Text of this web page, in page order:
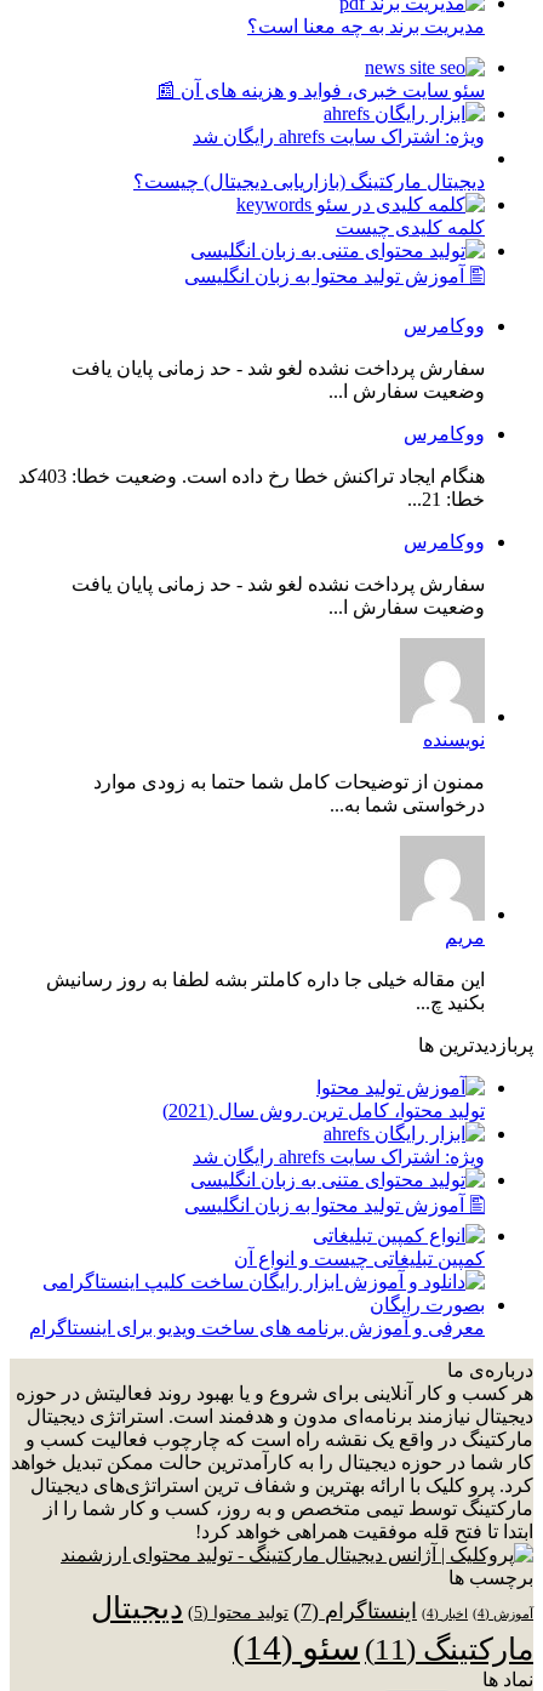
مدیریت برند به چه معنا است؟
سئو سایت خبری، فواید و هزینه های آن 📰
ویژه: اشتراک سایت ahrefs رایگان شد
دیجیتال مارکتینگ (بازاریابی دیجیتال) چیست؟
کلمه کلیدی چیست
🖺 آموزش تولید محتوا به زبان انگلیسی
ووکامرس
سفارش پرداخت نشده لغو شد - حد زمانی پایان یافت
وضعیت سفارش ا...
ووکامرس
هنگام ایجاد تراکنش خطا رخ داده است. وضعیت خطا: 403کد
خطا: 21...
ووکامرس
سفارش پرداخت نشده لغو شد - حد زمانی پایان یافت
وضعیت سفارش ا...
نویسنده
ممنون از توضیحات کامل شما حتما به زودی موارد
درخواستی شما به...
مریم
این مقاله خیلی جا داره کاملتر بشه لطفا به روز رسانیش
بکنید چ...
پربازدیدترین ها
توليد محتوا، کامل ترین روش سال (2021)
ویژه: اشتراک سایت ahrefs رایگان شد
🖺 آموزش تولید محتوا به زبان انگلیسی
کمپین تبلیغاتی چیست و انواع آن
معرفی و آموزش برنامه های ساخت ویدیو برای اینستاگرام
درباره‌ی ما
هر کسب و کار آنلاینی برای شروع و یا بهبود روند فعالیتش در حوزه
دیجیتال نیازمند برنامه‌ای مدون و هدفمند است. استراتژی دیجیتال
مارکتینگ در واقع یک نقشه راه است که چارچوب فعالیت کسب و
کار شما در حوزه دیجیتال را به کارآمدترین حالت ممکن تبدیل خواهد
کرد. پرو کلیک با ارائه بهترین و شفاف ترین استراتژی‌های دیجیتال
مارکتینگ توسط تیمی متخصص و به روز، کسب و کار شما را از
ابتدا تا فتح قله موفقیت همراهی خواهد کرد!
برچسب ها
آموزش (4) اخبار (4) اینستاگرام (7) تولید محتوا (5)
دیجیتال
مارکتینگ (11) سئو (14)
نماد ها